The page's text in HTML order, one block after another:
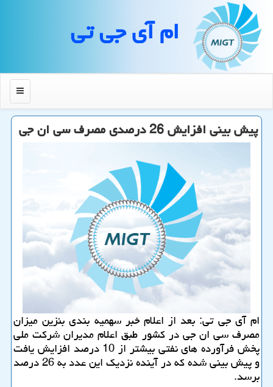
ام آی جی تی
منو
پیش بینی افزایش 26 درصدی مصرف سی ان جی
ام آی جی تی: بعد از اعلام خبر سهمیه بندی بنزین میزان
مصرف سی ان جی در كشور طبق اعلام مدیران شركت ملی
پخش فرآورده های نفتی بیشتر از 10 درصد افزایش یافت
و پیش بینی شده كه در آینده نزدیك این عدد به 26 درصد
برسد.